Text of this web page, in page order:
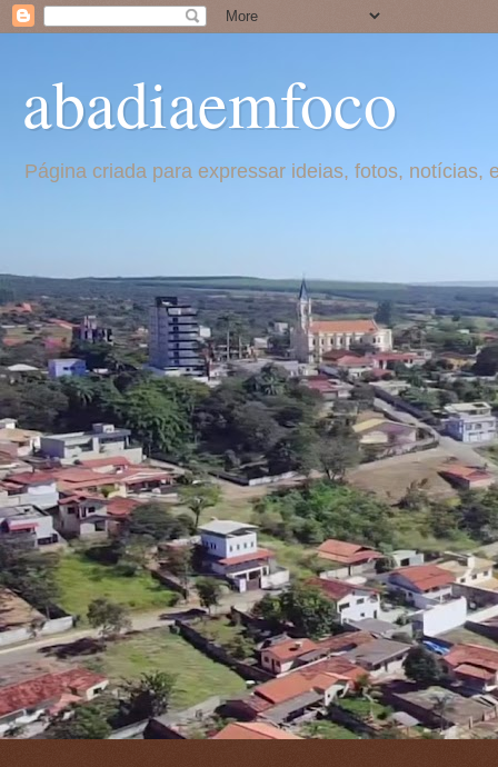
abadiaemfoco
Página criada para expressar ideias, fotos,